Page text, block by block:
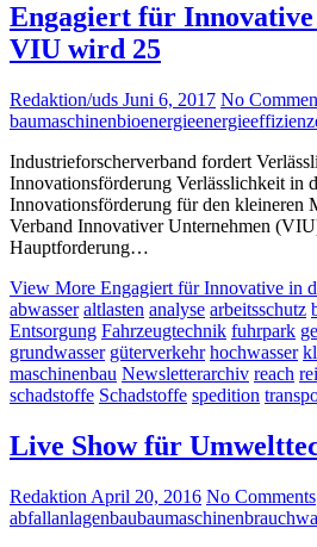
Engagiert für Innovative
VIU wird 25
Redaktion/uds Juni 6, 2017 No
baumaschinenbioenergieenergieeffizienz
Industrieforscherverband fordert
Innovationsförderung Verlässlichkeit in
Innovationsförderung für den kleineren
Verband Innovativer Unternehmen
Hauptforderung…
View More Engagiert für Innovative in
abwasser altlasten analyse arbeitsschutz
Entsorgung Fahrzeugtechnik fuhrpark
grundwasser güterverkehr hochwasser
maschinenbau Newsletterarchiv reach
schadstoffe Schadstoffe spedition
Live Show für
Redaktion April 20, 2016 No Comments
abfallanlagenbaubaumaschinen